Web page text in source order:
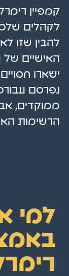
קמפיין
לקהלים
להבין שזו
האישיים
ישארו
נפרסם
ממוקדים,
הרשימות
למי